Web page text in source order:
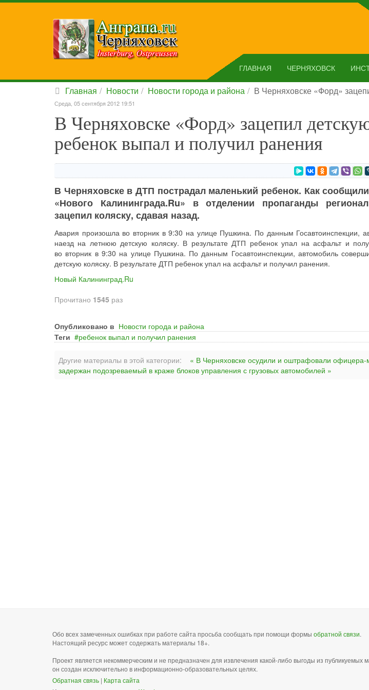
ГЛАВНАЯ ЧЕРНЯХОВСК
Главная Новости Новости города и района В Черняховске «Форд»
Среда, 05 сентября 2012 19:51
В Черняховске «Форд» зацепил
ребенок выпал и получил ранения
В Черняховске в ДТП пострадал маленький ребенок. Как
«Нового Калининграда.Ru» в отделении пропаганды
зацепил коляску, сдавая назад.
Авария произошла во вторник в 9:30 на улице Пушкина. По данным Госавтоинспекции,
наезд на летнюю детскую коляску. В результате ДТП ребенок упал на асфальт и
во вторник в 9:30 на улице Пушкина. По данным Госавтоинспекции, автомобиль
детскую коляску. В результате ДТП ребенок упал на асфальт и получил ранения.
Новый Калининград.Ru
Прочитано 1545 раз
Опубликовано в Новости города и района
Теги
ребенок выпал и получил ранения
Другие материалы в этой категории: « В Черняховске осудили и оштрафовали
задержан подозреваемый в краже блоков управления с грузовых автомобилей »
Обо всех замеченных ошибках при работе сайта просьба сообщать при помощи формы обратной связи.
Настоящий ресурс может содержать материалы 18+.
Проект является некоммерческим и не предназначен для извлечения какой-либо выгоды из публикуемых
он создан исключительно в информационно-образовательных целях.
Обратная связь | Карта сайта